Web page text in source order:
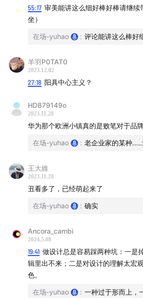
这些丑陋的建筑是如何被生产出来
是谁在定义一个建筑是丑是美？
我们该如何对“美”有所作为？
🎈听友群请微信搜索「 zyh732364 」
🔊 本期声音
55:17 审美能讲这么细好棒好棒请继续
坐）
在场-yuhao : 评论能讲这么棒好
羊羽P0TAT0
2023.12.02
27:18 阳具中心主义？
HD879149o
2023.11.28
华为那个欧洲小镇真的是败笔对于品
在场-yuhao : 老企业家的某种
王大維
2023.11.28
丑看多了，已经萌起来了
在场-yuhao : 确实
Ancora_cambi
2024.5.08
19:41 做设计总是容易踩两种坑：一是
辑里出不来；二是对设计的理解太宏
色。
在场-yuhao : 一种过于形而上，